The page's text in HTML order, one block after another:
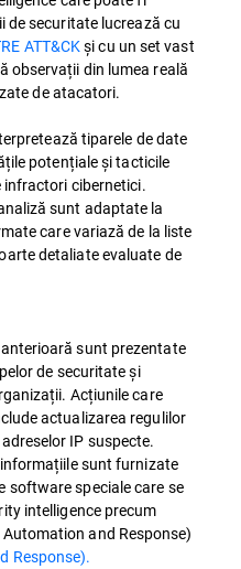
securitate lucrează cu
ATT&CKși cu un set vast
observații din lumea reală
de atacatori.
tiparele de date
potențiale și tacticile
cibernetici.
sunt adaptate la
care variază de la liste
detaliate evaluate de
sunt prezentate
de securitate și
Acțiunile care
actualizarea regulilor
IP suspecte.
sunt furnizate
software speciale care se
intelligence precum
and Response)
Response).